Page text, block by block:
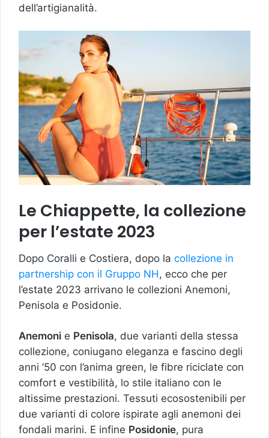
dell’artigianalità.
Le Chiappette, la collezione
per l’estate 2023
Dopo Coralli e Costiera, dopo la collezione in
partnership con il Gruppo NH , ecco che per
l’estate 2023 arrivano le collezioni Anemoni,
Penisola e Posidonie.
Anemoni e Penisola, due varianti della stessa
collezione, coniugano eleganza e fascino degli
anni ’50 con l’anima green, le fibre riciclate con
comfort e vestibilità, lo stile italiano con le
altissime prestazioni. Tessuti ecosostenibili per
due varianti di colore ispirate agli anemoni dei
fondali marini. E infine Posidonie, pura